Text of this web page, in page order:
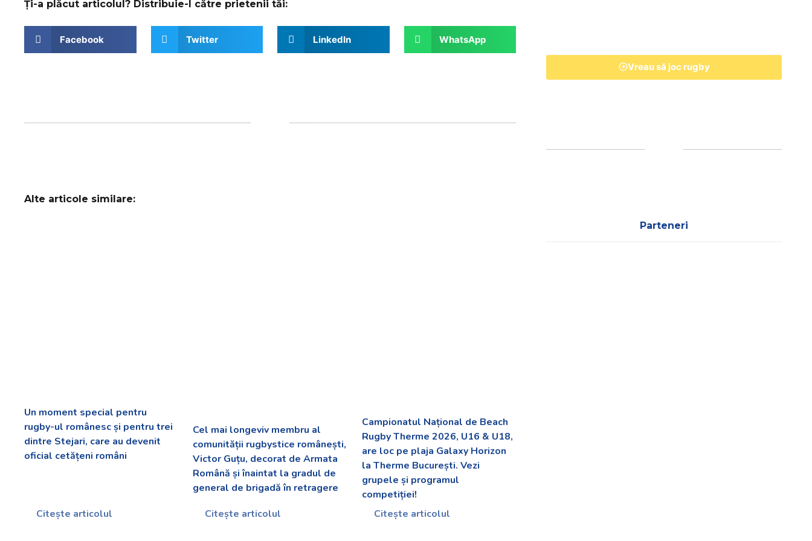
Ți-a plăcut articolul? Distribuie-l către prietenii tăi:
Facebook Twitter LinkedIn WhatsApp
Alte articole similare:
Un moment special pentru
rugby-ul românesc și pentru trei
dintre Stejari, care au devenit
oficial cetățeni români
Citește articolul
Cel mai longeviv membru al
comunității rugbystice românești,
Victor Guțu, decorat de Armata
Română și înaintat la gradul de
general de brigadă în retragere
Citește articolul
Campionatul Național de Beach
Rugby Therme 2026, U16 & U18,
are loc pe plaja Galaxy Horizon
la Therme București. Vezi
grupele și programul
competiției!
Citește articolul
Vreau să joc rugby
Parteneri